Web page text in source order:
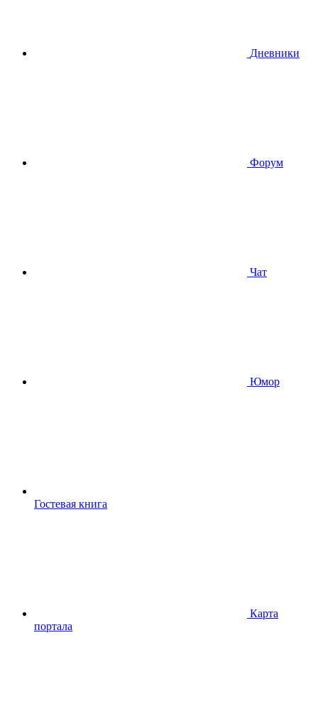
Дневники
Форум
Чат
Юмор
Гостевая книга
Карта
портала